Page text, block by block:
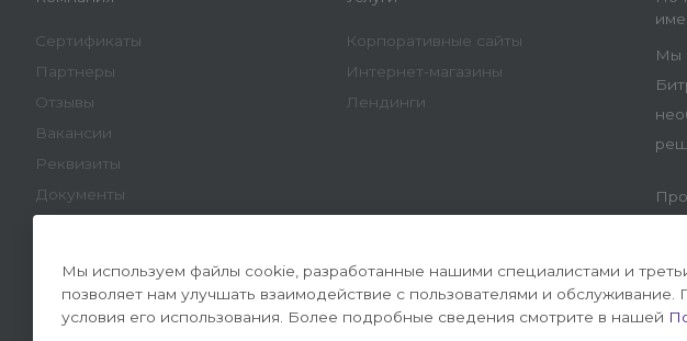
Сертификаты
Партнеры
Отзывы
Вакансии
Реквизиты
Документы
Корпоративные сайты
Интернет-магазины
Лендинги
Мы
© 2026 Конверсайт - Разработка и продвижение сайтов на 1С-Битрикс
Мы используем файлы cookie, разработанные нашими специалистами и
позволяет нам улучшать взаимодействие с пользователями и
условия его использования. Более подробные сведения смотрите в нашей